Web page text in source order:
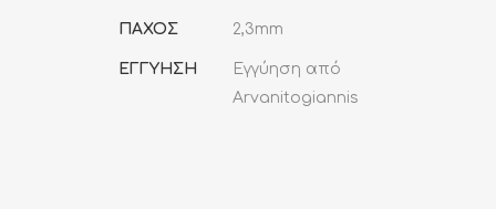
ΠΑΧΟΣ 2,3mm
ΕΓΓΥΗΣΗ
Εγγύηση από
Arvanitogiannis